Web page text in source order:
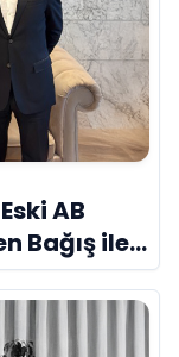
AB
Bağış ile